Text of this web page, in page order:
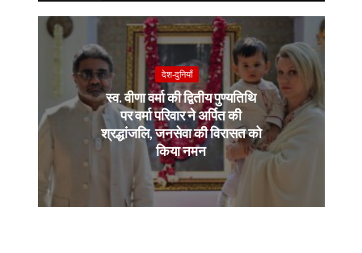
देश-दुनियाँ
स्व. वीणा वर्मा की द्वितीय पुण्यतिथि
पर वर्मा परिवार ने अर्पित की
श्रद्धांजलि, जनसेवा की विरासत को
किया नमन